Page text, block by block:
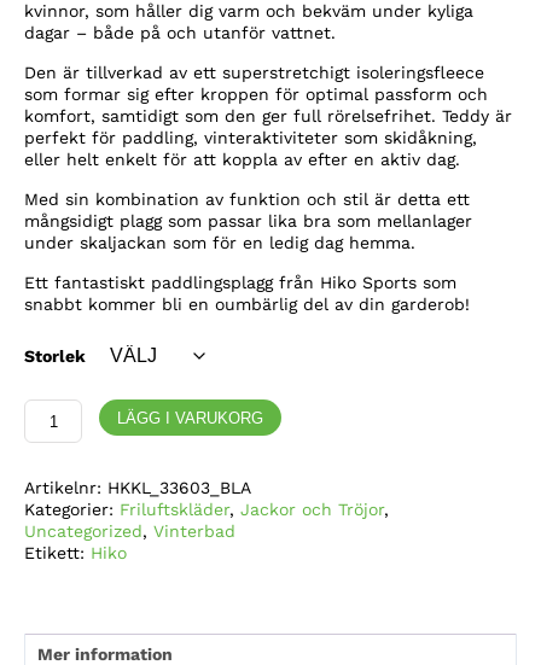
kvinnor, som håller dig varm och bekväm under kyliga
dagar – både på och utanför vattnet.
Den är tillverkad av ett superstretchigt isoleringsfleece
som formar sig efter kroppen för optimal passform och
komfort, samtidigt som den ger full rörelsefrihet. Teddy är
perfekt för paddling, vinteraktiviteter som skidåkning,
eller helt enkelt för att koppla av efter en aktiv dag.
Med sin kombination av funktion och stil är detta ett
mångsidigt plagg som passar lika bra som mellanlager
under skaljackan som för en ledig dag hemma.
Ett fantastiskt paddlingsplagg från Hiko Sports som
snabbt kommer bli en oumbärlig del av din garderob!
Storlek
Hiko
Fleecetröja
mängd
LÄGG I VARUKORG
Artikelnr: HKKL_33603_BLA
Kategorier: Friluftskläder, Jackor och Tröjor,
Uncategorized, Vinterbad
Etikett: Hiko
Mer information